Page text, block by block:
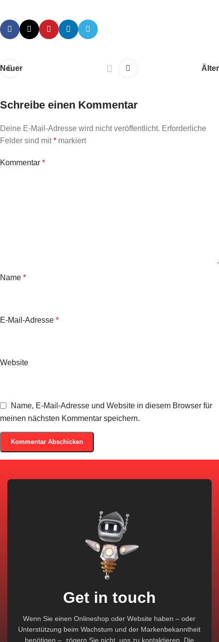
Neuer Älter
Schreibe einen Kommentar
Deine E-Mail-Adresse wird nicht veröffentlicht. Erforderliche
Felder sind mit* markiert
Kommentar *
Name *
E-Mail-Adresse *
Website
Name, E-Mail-Adresse und Website in diesem Browser für
meinen nächsten Kommentar speichern.
Get in touch
Wenn Sie einen Onlineshop oder Website haben – oder
Unterstützung beim Wachstum und der Markenbekanntheit
benötigen –, zögern Sie nicht, uns zu kontaktieren. Die